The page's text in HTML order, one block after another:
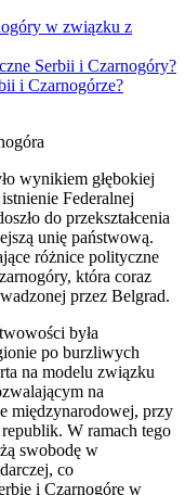
w związku z
Serbii i Czarnogóry?
i Czarnogórze?
wynikiem głębokiej
Federalnej
do przekształcenia
unię państwową.
różnice polityczne
która coraz
przez Belgrad.
była
po burzliwych
na modelu związku
na
międzynarodowej, przy
W ramach tego
swobodę w
co
i Czarnogórę w